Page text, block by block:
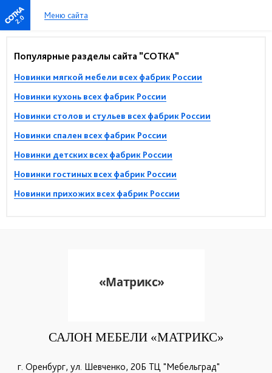
2.0 Меню сайта
Популярные разделы сайта "СОТКА"
Новинки мягкой мебели всех фабрик России
Новинки кухонь всех фабрик России
Новинки столов и стульев всех фабрик России
Новинки спален всех фабрик России
Новинки детских всех фабрик России
Новинки гостиных всех фабрик России
Новинки прихожих всех фабрик России
САЛОН МЕБЕЛИ «МАТРИКС»
г. Оренбург, ул. Шевченко, 20Б ТЦ "Мебельград"